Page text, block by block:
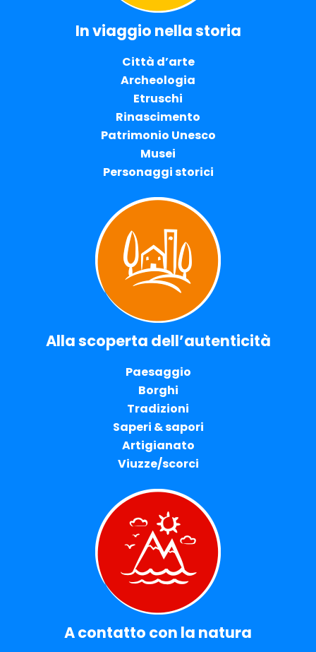
In viaggio nella storia
Città d’arte
Archeologia
Etruschi
Rinascimento
Patrimonio Unesco
Musei
Personaggi storici
Alla scoperta dell’autenticità
Paesaggio
Borghi
Tradizioni
Saperi & sapori
Artigianato
Viuzze/scorci
A contatto con la natura